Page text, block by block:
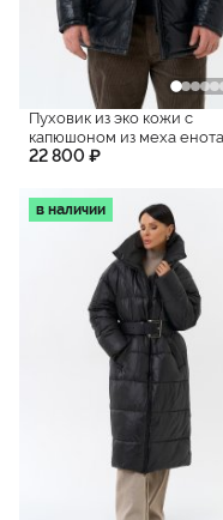
Пуховик из эко кожи с
капюшоном из меха енота
22 800 ₽
в наличии